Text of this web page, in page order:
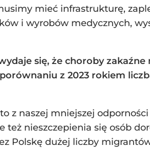
mieć infrastrukturę,
i wyrobów medycznych,
się, że choroby
z 2023 rokiem
z naszej mniejszej
nieszczepienia się osób
Polskę dużej liczby